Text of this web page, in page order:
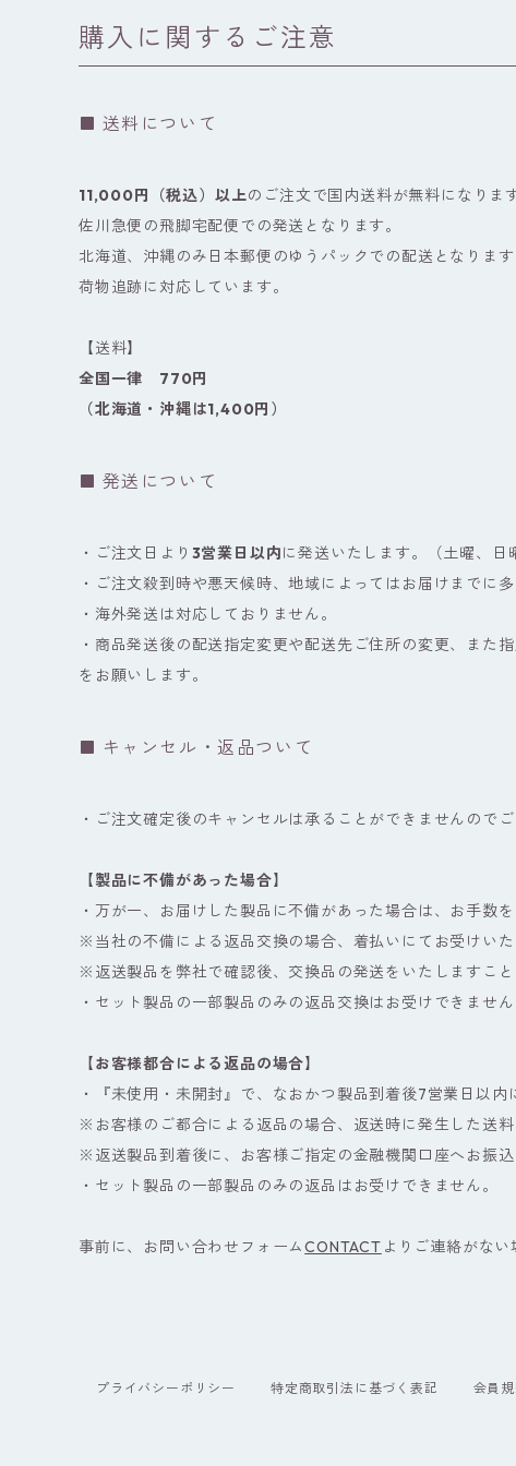
購入に関するご注意
送料について
11,000円（税込）以上のご注文で国内送料が無料になります
佐川急便の飛脚宅配便での発送となります。
北海道、沖縄のみ日本郵便のゆうパックでの配送となります
荷物追跡に対応しています。
【送料】
全国一律 770円
（北海道・沖縄は1,400円）
発送について
・ご注文日より 3営業日以内に発送いたします。（土曜、日
・ご注文殺到時や悪天候時、地域によってはお届けまでに
・海外発送は対応しておりません。
・商品発送後の配送指定変更や配送先ご住所の変更、また
をお願いします。
キャンセル・返品ついて
・ご注文確定後のキャンセルは承ることができませんのでご
【製品に不備があった場合】
・万が一、お届けした製品に不備があった場合は、お手数
※当社の不備による返品交換の場合、着払いにてお受けいた
※返送製品を弊社で確認後、交換品の発送をいたしますこと
・セット製品の一部製品のみの返品交換はお受けできません
【お客様都合による返品の場合】
・『未使用・未開封』で、なおかつ製品到着後7営業日以
※お客様のご都合による返品の場合、返送時に発生した送
※返送製品到着後に、お客様ご指定の金融機関口座へお振込
・セット製品の一部製品のみの返品はお受けできません。
事前に、お問い合わせフォームCONTACT よりご連絡がな
プライバシーポリシー 特定商取引法に基づく表記 会員